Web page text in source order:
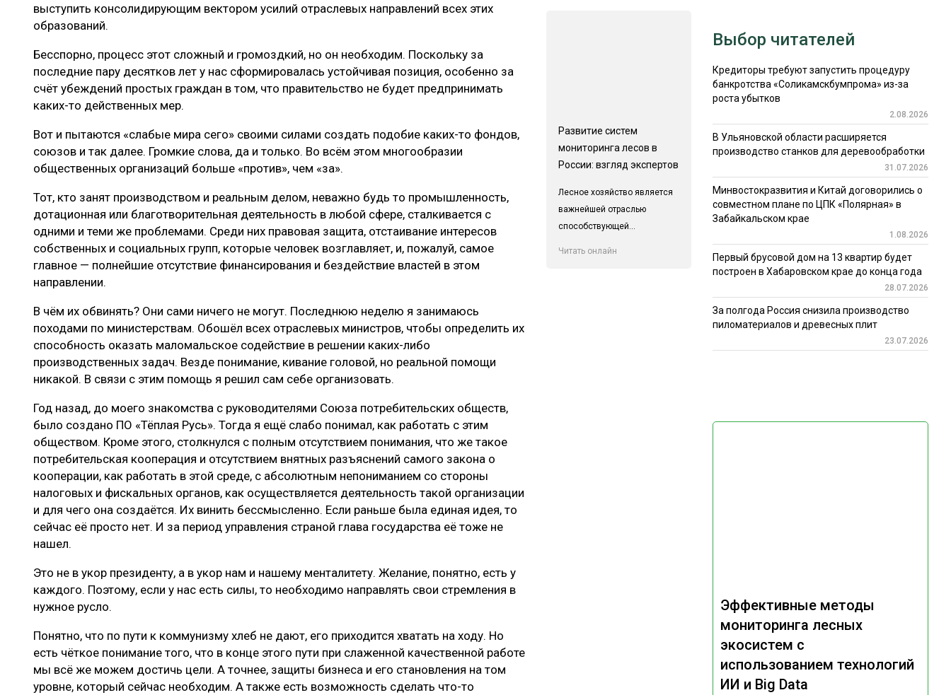
выступить консолидирующим вектором усилий отраслевых направлений всех этих
образований.
Бесспорно, процесс этот сложный и громоздкий, но он необходим. Поскольку за
последние пару десятков лет у нас сформировалась устойчивая позиция, особенно за
счёт убеждений простых граждан в том, что правительство не будет предпринимать
каких-то действенных мер.
Вот и пытаются «слабые мира сего» своими силами создать подобие каких-то фондов,
союзов и так далее. Громкие слова, да и только. Во всём этом многообразии
общественных организаций больше «против», чем «за».
Тот, кто занят производством и реальным делом, неважно будь то промышленность,
дотационная или благотворительная деятельность в любой сфере, сталкивается с
одними и теми же проблемами. Среди них правовая защита, отстаивание интересов
собственных и социальных групп, которые человек возглавляет, и, пожалуй, самое
главное — полнейшие отсутствие финансирования и бездействие властей в этом
направлении.
В чём их обвинять? Они сами ничего не могут. Последнюю неделю я занимаюсь
походами по министерствам. Обошёл всех отраслевых министров, чтобы определить их
способность оказать маломальское содействие в решении каких-либо
производственных задач. Везде понимание, кивание головой, но реальной помощи
никакой. В связи с этим помощь я решил сам себе организовать.
Год назад, до моего знакомства с руководителями Союза потребительских обществ,
было создано ПО «Тёплая Русь». Тогда я ещё слабо понимал, как работать с этим
обществом. Кроме этого, столкнулся с полным отсутствием понимания, что же такое
потребительская кооперация и отсутствием внятных разъяснений самого закона о
кооперации, как работать в этой среде, с абсолютным непониманием со стороны
налоговых и фискальных органов, как осуществляется деятельность такой организации
и для чего она создаётся. Их винить бессмысленно. Если раньше была единая идея, то
сейчас её просто нет. И за период управления страной глава государства её тоже не
нашел.
Это не в укор президенту, а в укор нам и нашему менталитету. Желание, понятно, есть у
каждого. Поэтому, если у нас есть силы, то необходимо направлять свои стремления в
нужное русло.
Понятно, что по пути к коммунизму хлеб не дают, его приходится хватать на ходу. Но
есть чёткое понимание того, что в конце этого пути при слаженной качественной работе
мы всё же можем достичь цели. А точнее, защиты бизнеса и его становления на том
уровне, который сейчас необходим. А также есть возможность сделать что-то
Развитие систем
мониторинга лесов в
России: взгляд экспертов
Лесное хозяйство является
важнейшей отраслью
способствующей...
Читать онлайн
Эффективные методы
мониторинга лесных
экосистем с
использованием технологий
ИИ и Big Data
Выбор читателей
Кредиторы требуют запустить процедуру
банкротства «Соликамскбумпрома» из-за
роста убытков
2.08.2026
В Ульяновской области расширяется
производство станков для деревообработки
31.07.2026
Минвостокразвития и Китай договорились о
совместном плане по ЦПК «Полярная» в
Забайкальском крае
1.08.2026
Первый брусовой дом на 13 квартир будет
построен в Хабаровском крае до конца года
28.07.2026
За полгода Россия снизила производство
пиломатериалов и древесных плит
23.07.2026